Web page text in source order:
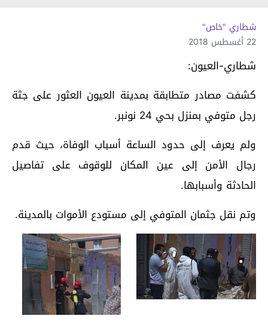
شطاري "خاص"
22 أغسطس 2018
شطاري-العيون:
كشفت مصادر متطابقة بمدينة العيون العثور على جثة
رجل متوفي بمنزل بحي 24 نونبر.
ولم يعرف إلى حدود الساعة أسباب الوفاة، حيث قدم
رجال الأمن إلى عين المكان للوقوف على تفاصيل
الحادثة وأسبابها.
وتم نقل جثمان المتوفي إلى مستودع الأموات بالمدينة.